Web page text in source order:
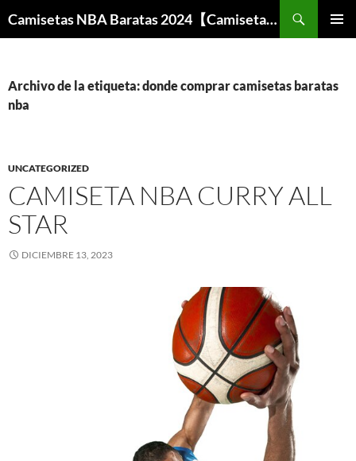
Camisetas NBA Baratas 2024【Camisetas Especiales Baloncesto】
Archivo de la etiqueta: donde comprar camisetas baratas
nba
UNCATEGORIZED
CAMISETA NBA CURRY ALL
STAR
DICIEMBRE 13, 2023